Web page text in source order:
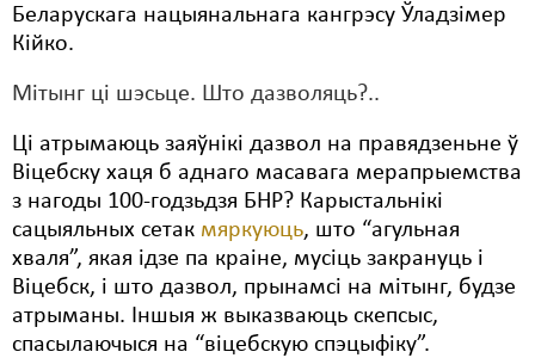
Беларускага нацыянальнага кангрэсу Ўладзімер
Кійко.
Мітынг ці шэсьце. Што дазволяць?..
Ці атрымаюць заяўнікі дазвол на правядзеньне ў
Віцебску хаця б аднаго масавага мерапрыемства
з нагоды 100-годзьдзя БНР? Карыстальнікі
сацыяльных сетак мяркуюць, што “агульная
хваля”, якая ідзе па краіне, мусіць закрануць і
Віцебск, і што дазвол, прынамсі на мітынг, будзе
атрыманы. Іншыя ж выказваюць скепсыс,
спасылаючыся на “віцебскую спэцыфіку”.
Правы працоўных